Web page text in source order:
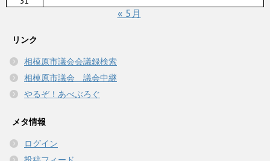
« 5月
リンク
相模原市議会会議録検索
相模原市議会 議会中継
やるぞ！あべぶろぐ
メタ情報
ログイン